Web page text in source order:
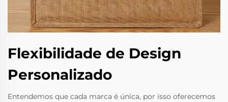
Flexibilidade de Design
Personalizado
Entendemos que cada marca é única, por isso oferecemos